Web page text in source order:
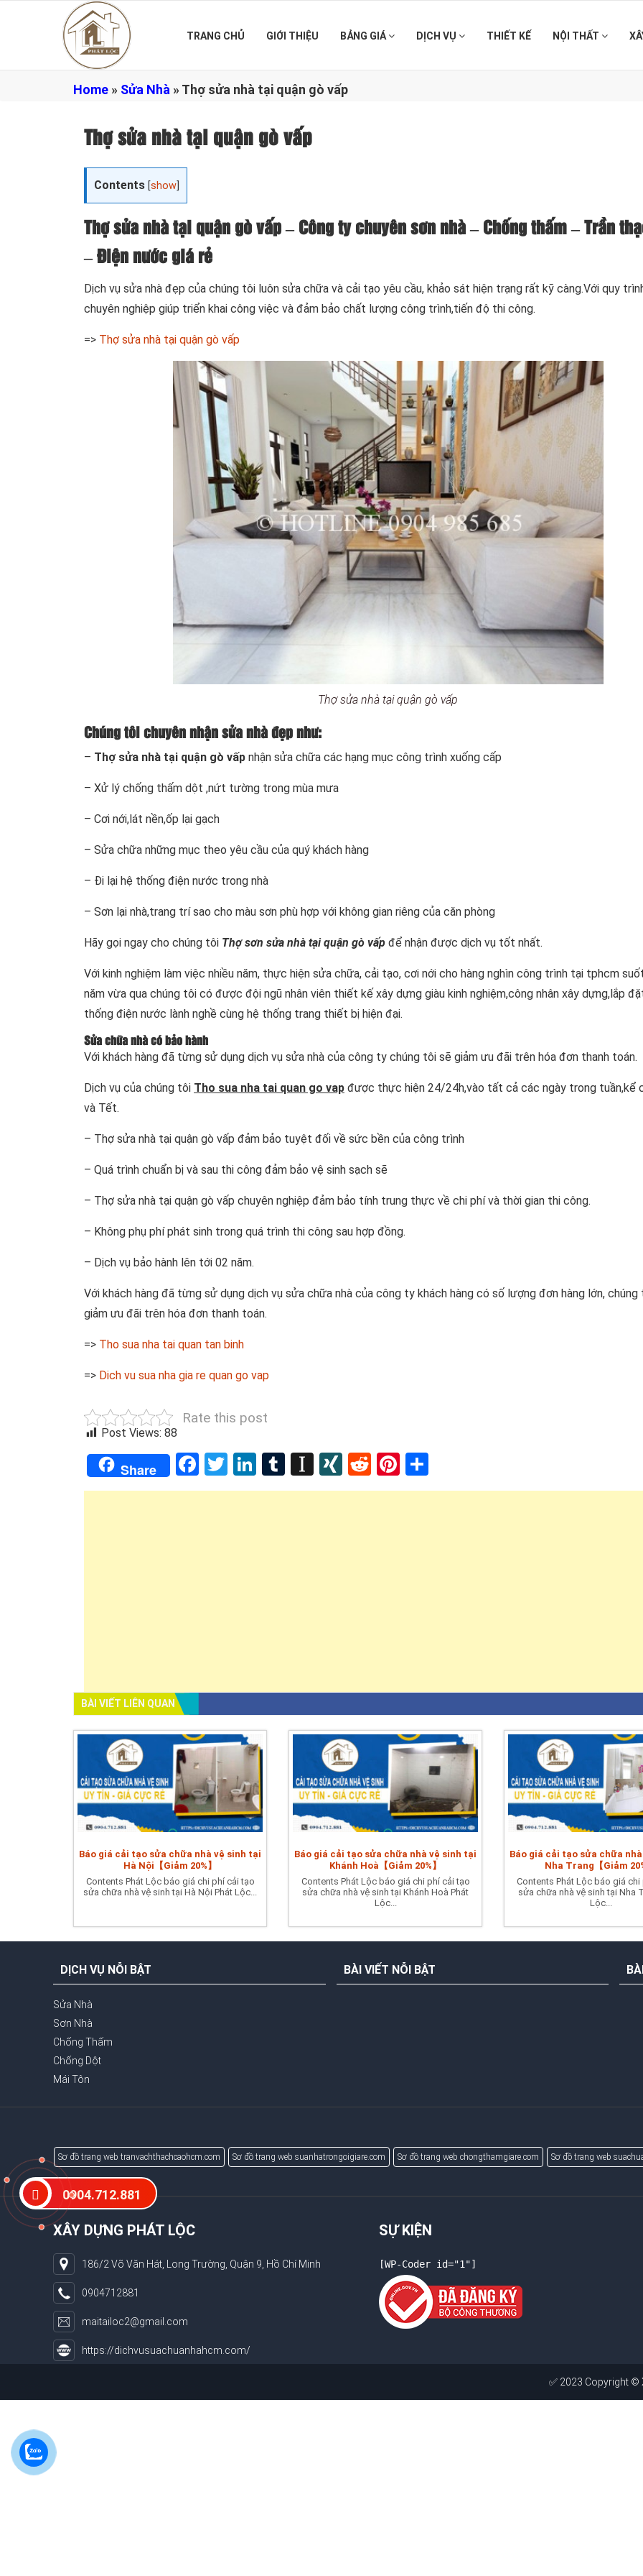
TRANG CHỦ GIỚI THIỆU BẢNG GIÁ DỊCH VỤ THIẾT KẾ NỘI THẤT
Home » Sửa Nhà »Thợ sửa nhà tại quận gò vấp
Thợ sửa nhà tại quận gò vấp
Contents [show
Thợ sửa nhà tại quận gò vấp – Công ty chuyên sơn nhà – Chống thấm – Trần
– Điện nước giá rẻ
Dịch vụ sửa nhà đẹp của chúng tôi luôn sửa chữa và cải tạo yêu cầu, khảo sát hiện trạng rất kỹ càng.Với quy
chuyên nghiệp giúp triển khai công việc và đảm bảo chất lượng công trình,tiến độ thi công.
=> Thợ sửa nhà tại quận gò vấp
Thợ sửa nhà tại quận gò vấp
Chúng tôi chuyên nhận sửa nhà đẹp như:
– Thợ sửa nhà tại quận gò vấp nhận sửa chữa các hạng mục công trình xuống cấp
– Xử lý chống thấm dột ,nứt tường trong mùa mưa
– Cơi nới,lát nền,ốp lại gạch
– Sửa chữa những mục theo yêu cầu của quý khách hàng
– Đi lại hệ thống điện nước trong nhà
– Sơn lại nhà,trang trí sao cho màu sơn phù hợp với không gian riêng của căn phòng
Hãy gọi ngay cho chúng tôi Thợ sơn sửa nhà tại quận gò vấp để nhận được dịch vụ tốt nhất.
Với kinh nghiệm làm việc nhiều năm, thực hiện sửa chữa, cải tạo, cơi nới cho hàng nghìn công trình tại tphcm
năm vừa qua chúng tôi có được đội ngũ nhân viên thiết kế xây dựng giàu kinh nghiệm,công nhân xây dựng,lắp
thống điện nước lành nghề cùng hệ thống trang thiết bị hiện đại.
Sửa chữa nhà có bảo hành
Với khách hàng đã từng sử dụng dịch vụ sửa nhà của công ty chúng tôi sẽ giảm ưu đãi trên hóa đơn thanh toán.
Dịch vụ của chúng tôi Tho sua nha tai quan go vap được thực hiện 24/24h,vào tất cả các ngày trong tuần,kể
và Tết.
– Thợ sửa nhà tại quận gò vấp đảm bảo tuyệt đối về sức bền của công trình
– Quá trình chuẩn bị và sau thi công đảm bảo vệ sinh sạch sẽ
– Thợ sửa nhà tại quận gò vấp chuyên nghiệp đảm bảo tính trung thực về chi phí và thời gian thi công.
– Không phụ phí phát sinh trong quá trình thi công sau hợp đồng.
– Dịch vụ bảo hành lên tới 02 năm.
Với khách hàng đã từng sử dụng dịch vụ sửa chữa nhà của công ty khách hàng có số lượng đơn hàng lớn, chúng
giảm ưu đãi trên hóa đơn thanh toán.
=> Tho sua nha tai quan tan binh
=> Dich vu sua nha gia re quan go vap
Rate this post
Post Views: 88
Share Facebook
TwitterLinkedIn
Tumblr
Instapaper
XINGRedditPinterest
BÀI VIẾT LIÊN QUAN
Báo giá cải tạo sửa chữa nhà vệ sinh tại
Hà Nội【Giảm 20%】
Contents Phát Lộc báo giá chi phí cải tạo
sửa chữa nhà vệ sinh tại Hà Nội Phát Lộc...
Báo giá cải tạo sửa chữa nhà vệ sinh tại
Khánh Hoà【Giảm 20%】
Contents Phát Lộc báo giá chi phí cải tạo
sửa chữa nhà vệ sinh tại Khánh Hoà Phát
Lộc...
Báo giá cải tạo sửa chữa
Nha Trang【Giảm
Contents Phát Lộc báo giá chi
sửa chữa nhà vệ sinh tại Nha
Lộc...
DỊCH VỤ NỖI BẬT
Sửa Nhà
Sơn Nhà
Chống Thấm
Chống Dột
Mái Tôn
BÀI VIẾT NỖI BẬT
Sơ đồ trang web tranvachthachcaohcm.com Sơ đồ trang web suanhatrongoigiare.com Sơ đồ trang web chongthamgiare.com Sơ đồ trang web
XÂY DỰNG PHÁT LỘC
186/2 Võ Văn Hát, Long Trường, Quận 9, Hồ Chí Minh
0904712881
maitailoc2@gmail.com
https://dichvusuachuanhahcm.com/
SỰ KIỆN
[WP-Coder id="1"]
✅ 2023 Copyright ©Xây
0904.712.881